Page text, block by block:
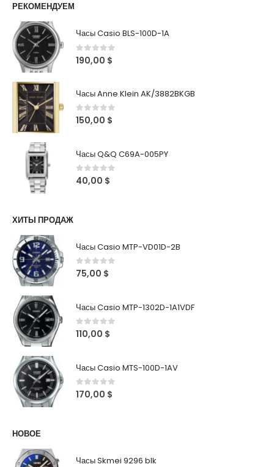
РЕКОМЕНДУЕМ
Часы Casio BLS-100D-1A
0out of 5
190,00 $
Часы Anne Klein AK/3882BKGB
0out of 5
150,00 $
Часы Q&Q C69A-005PY
0 out of 5
40,00 $
ХИТЫ ПРОДАЖ
Часы Casio MTP-VD01D-2B
0out of 5
75,00 $
Часы Casio MTP-1302D-1A1VDF
0out of 5
110,00 $
Часы Casio MTS-100D-1AV
0out of 5
170,00 $
НОВОЕ
Часы Skmei 9296 blk